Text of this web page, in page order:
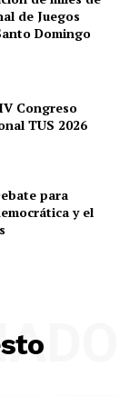
de Juegos
Domingo
Congreso
TUS 2026
para
y el